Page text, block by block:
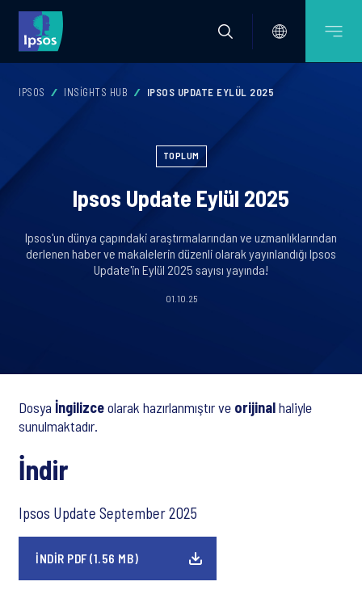
IPSOS INSIGHTS HUB IPSOS UPDATE EYLÜL 2025
TOPLUM
Ipsos Update Eylül 2025
Ipsos'un dünya çapındaki araştırmalarından ve uzmanlıklarından
derlenen haber ve makalelerin düzenli olarak yayınlandığı Ipsos
Update'in Eylül 2025 sayısı yayında!
01.10.25
Dosya İngilizceolarak hazırlanmıştır ve orijinalhaliyle
sunulmaktadır.
İndir
Ipsos Update September 2025
İNDIR PDF (1.56 MB)